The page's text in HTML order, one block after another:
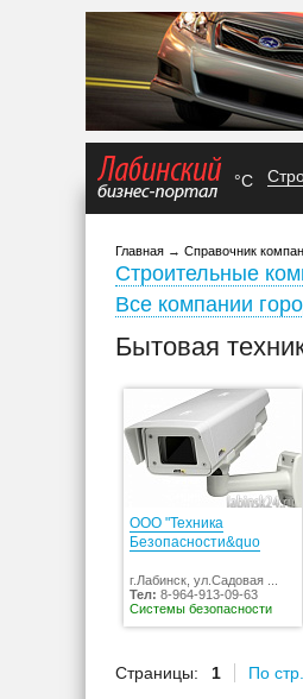
°C
Главная → Справочник
Строительные
Все компании
Бытовая
ООО "Техника
Безопасности&quo
г.Лабинск, ул.Садовая ...
Тел: 8-964-913-09-63
Системы безопасности
Страницы: 1 По стр.